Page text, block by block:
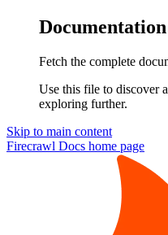
Fetch the complete
Use this file to discover
exploring further.
Skip to main content
Firecrawl Docs home page